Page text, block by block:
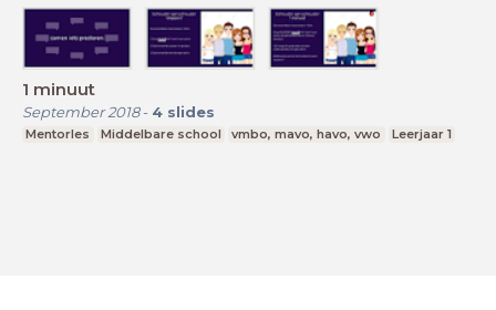
1 minuut
September 2018- 4 slides
Mentorles Middelbare school vmbo, mavo, havo, vwo Leerjaar 1